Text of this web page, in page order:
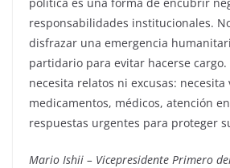
responsabilidades institucionales.
disfrazar una emergencia
partidario para evitar hacerse cargo.
necesita relatos ni excusas: necesita
medicamentos, médicos, atención
respuestas urgentes para proteger
Mario Ishii – Vicepresidente Primero